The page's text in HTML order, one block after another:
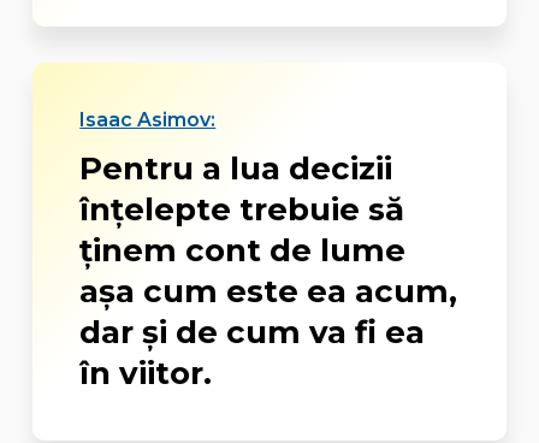
Isaac Asimov:
Pentru a lua decizii
înțelepte trebuie să
ținem cont de lume
așa cum este ea acum,
dar și de cum va fi ea
în viitor.